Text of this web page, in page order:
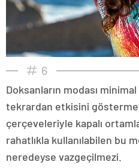
6
Doksanların modası
tekrardan etkisini
çerçeveleriyle kapalı
rahatlıkla kullanılabilen bu
neredeyse vazgeçilmezi.